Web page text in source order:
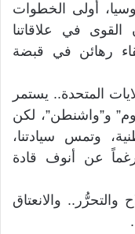
أولى الخطوات
في علاقاتنا
رهائن في قبضة
المتحدة.. يستمر
و”واشنطن”، لكن
وتمس سيادتنا،
رغماً عن أنوف قادة
والانعتاق